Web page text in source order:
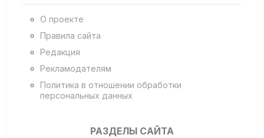
О проекте
Правила сайта
Редакция
Рекламодателям
Политика в отношении обработки
персональных данных
РАЗДЕЛЫ САЙТА